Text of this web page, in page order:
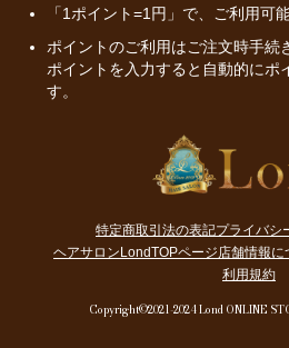
「1ポイント=1円」で、ご利用可能
ポイントのご利用はご注文時手続
ポイントを入力すると自動的にポ
す。
特定商取引法の表記プライバシ
ヘアサロンLondTOPページ店舗情報に
利用規約
Copyright©2021-2024 Lond ONLINE